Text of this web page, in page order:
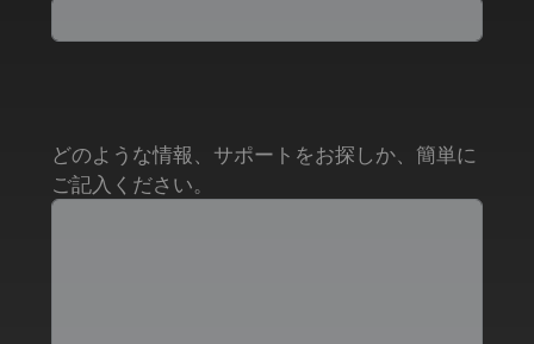
どのような情報、サポートをお探しか、簡単に
ご記入ください。